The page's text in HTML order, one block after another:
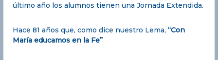
último año los alumnos tienen una Jornada Extendida.
Hace 81 años que, como dice nuestro Lema,“Con
María educamos en la Fe”